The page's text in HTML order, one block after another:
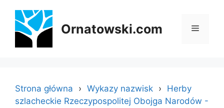
treści
Ornatowski.com Menu
Strona główna Wykazy nazwisk
Herby
szlacheckie Rzeczypospolitej Obojga Narodów -